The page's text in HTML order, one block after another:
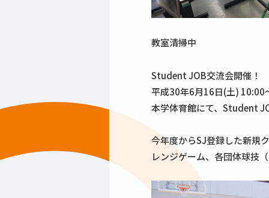
教室清掃中
Student JOB交流会開催！
平成30年6月16日(土) 10:00
本学体育館にて、Student
今年度からSJ登録した新規
レンジゲーム、各団体球技